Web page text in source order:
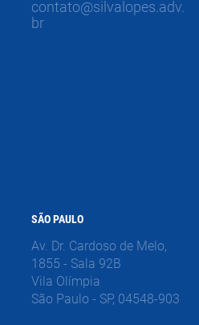
contato@silvalopes.adv.
br
SÃO PAULO
Av. Dr. Cardoso de Melo,
1855 - Sala 92B
Vila Olímpia
São Paulo - SP, 04548-903